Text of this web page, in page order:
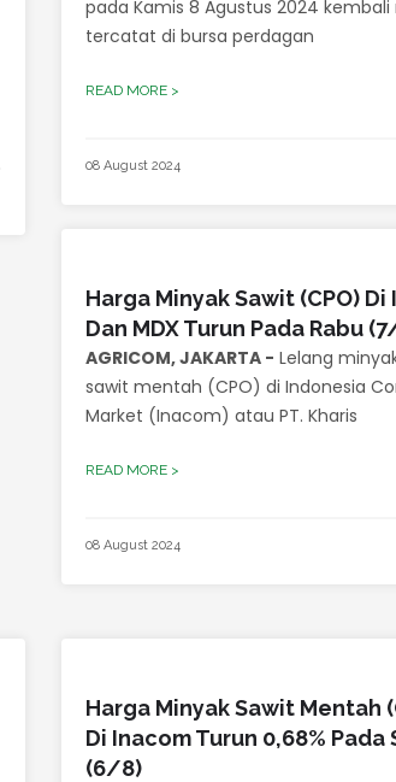
pada Kamis 8 Agustus 2024 kembali
tercatat di bursa perdagan
READ MORE >
08 August 2024
Harga Minyak Sawit (CPO) Di
Dan MDX Turun Pada Rabu
AGRICOM, JAKARTA - Lelang
sawit mentah (CPO) di Indonesia
Market (Inacom) atau PT. Kharis
READ MORE >
08 August 2024
Harga Minyak Sawit Mentah
Di Inacom Turun 0,68% Pada
(6/8)